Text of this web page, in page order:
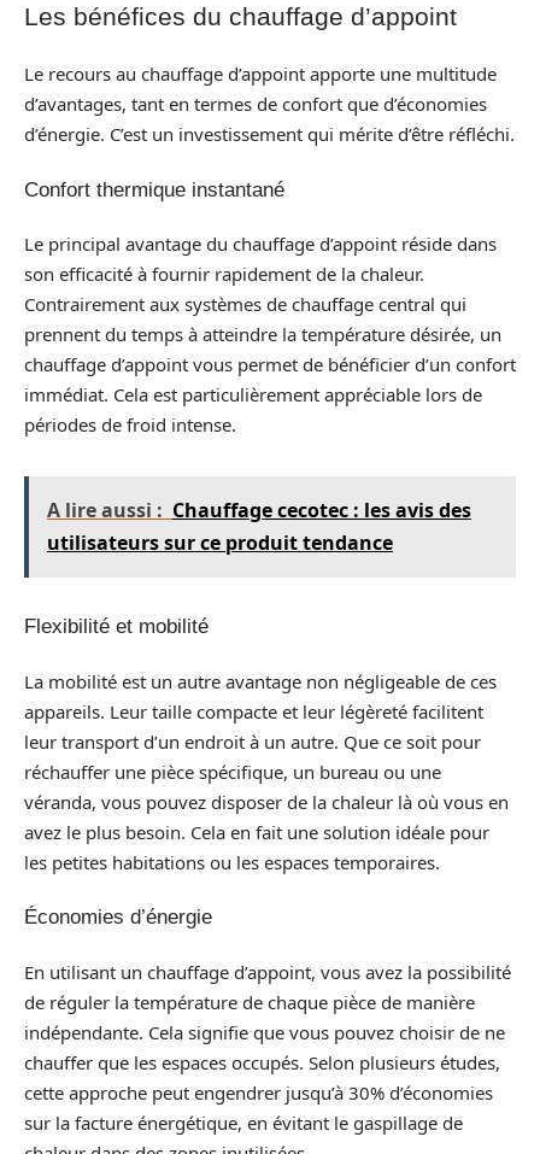
Les bénéfices du chauffage d’appoint
Le recours au chauffage d’appoint apporte une multitude
d’avantages, tant en termes de confort que d’économies
d’énergie. C’est un investissement qui mérite d’être réfléchi.
Confort thermique instantané
Le principal avantage du chauffage d’appoint réside dans
son efficacité à fournir rapidement de la chaleur.
Contrairement aux systèmes de chauffage central qui
prennent du temps à atteindre la température désirée, un
chauffage d’appoint vous permet de bénéficier d’un confort
immédiat. Cela est particulièrement appréciable lors de
périodes de froid intense.
A lire aussi : Chauffage cecotec : les avis des
utilisateurs sur ce produit tendance
Flexibilité et mobilité
La mobilité est un autre avantage non négligeable de ces
appareils. Leur taille compacte et leur légèreté facilitent
leur transport d’un endroit à un autre. Que ce soit pour
réchauffer une pièce spécifique, un bureau ou une
véranda, vous pouvez disposer de la chaleur là où vous en
avez le plus besoin. Cela en fait une solution idéale pour
les petites habitations ou les espaces temporaires.
Économies d’énergie
En utilisant un chauffage d’appoint, vous avez la possibilité
de réguler la température de chaque pièce de manière
indépendante. Cela signifie que vous pouvez choisir de ne
chauffer que les espaces occupés. Selon plusieurs études,
cette approche peut engendrer jusqu’à 30% d’économies
sur la facture énergétique, en évitant le gaspillage de